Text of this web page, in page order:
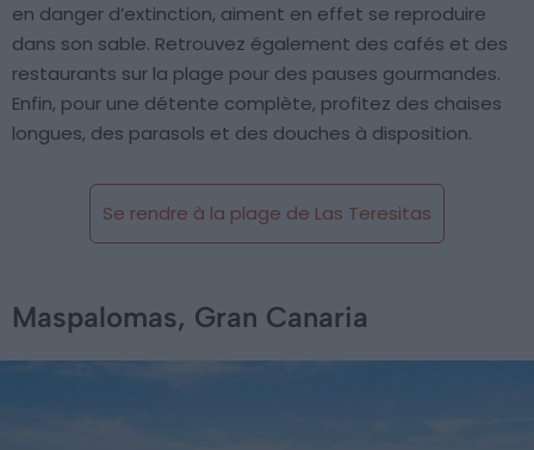
en danger d’extinction, aiment en effet se reproduire
dans son sable. Retrouvez également des cafés et des
restaurants sur la plage pour des pauses gourmandes.
Enfin, pour une détente complète, profitez des chaises
longues, des parasols et des douches à disposition.
Se rendre à la plage de Las Teresitas
Maspalomas, Gran Canaria